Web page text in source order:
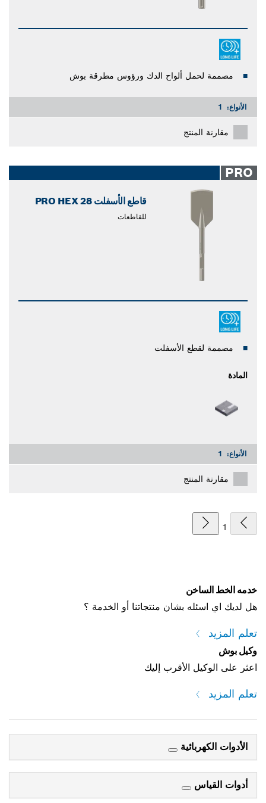
مصممة لحمل ألواح الدك ورؤوس مطرقة بوش
الأنواع: 1
مقارنة المنتج
PRO
قاطع الأسفلت PRO HEX 28
للقاطعات
مصممة لقطع الأسفلت
المادة
الأنواع: 1
مقارنة المنتج
1
خدمه الخط الساخن
هل لديك اي اسئله بشان منتجاتنا أو الخدمة ؟
تعلم المزيد
وكيل بوش
اعثر على الوكيل الأقرب إليك
تعلم المزيد
الأدوات الكهربائية
أدوات القياس